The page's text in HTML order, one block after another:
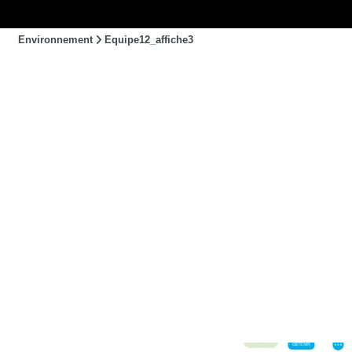
Environnement Equipe12_affiche3